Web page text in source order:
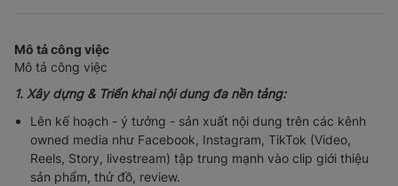
Mô tả công việc
Mô tả công việc
1. Xây dựng & Triển khai nội dung đa nền tảng:
Lên kế hoạch - ý tưởng - sản xuất nội dung trên các kênh
owned media như Facebook, Instagram, TikTok (Video,
Reels, Story, livestream) tập trung mạnh vào clip giới thiệu
sản phẩm, thử đồ, review.